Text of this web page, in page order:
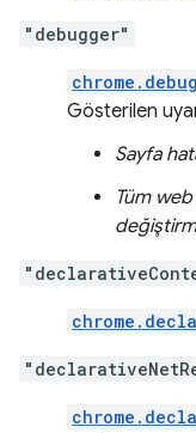
"debugger"
Gösterilen
Sayfa
Tüm